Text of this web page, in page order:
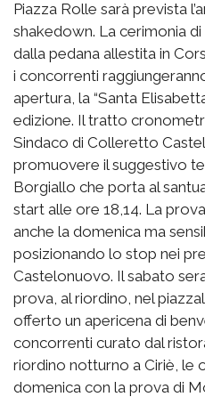
Piazza Rolle sarà prevista
shakedown. La cerimonia
dalla pedana allestita in
i concorrenti
apertura, la “Santa
edizione. Il tratto
Sindaco di Colleretto
promuovere il suggestivo
Borgiallo che porta al
start alle ore 18,14. La
anche la domenica ma
posizionando lo stop nei
Castelonuovo. Il sabato
prova, al riordino, nel
offerto un apericena di
concorrenti curato dal
riordino notturno a Ciriè, le
domenica con la prova di